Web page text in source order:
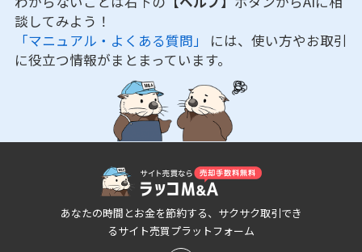
談してみよう！
「マニュアル・よくある質問」 には、使い方やお取引
に役立つ情報がまとまっています。
あなたの時間とお金を節約する、サクサク取引でき
るサイト売買プラットフォーム